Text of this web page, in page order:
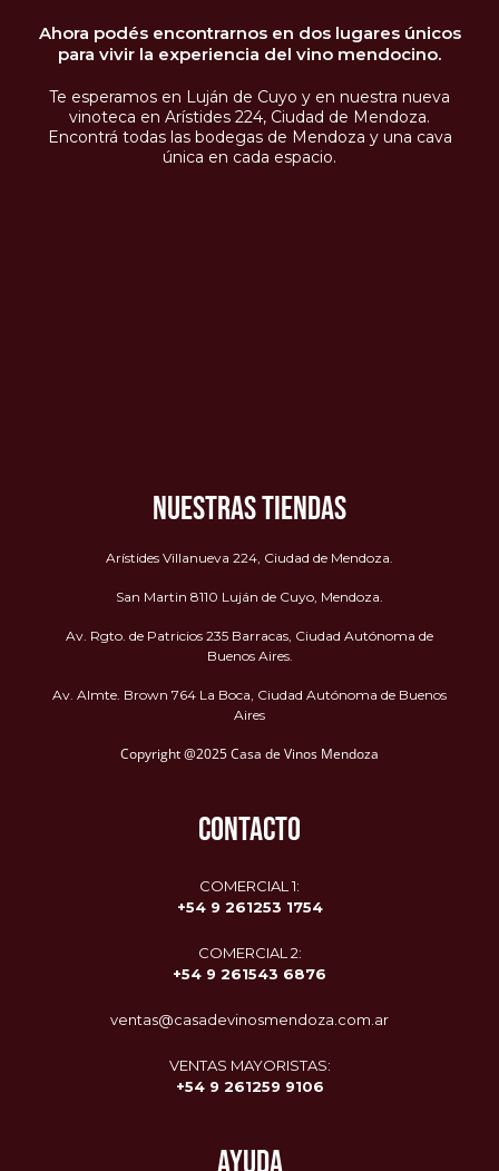
Ahora podés encontrarnos en dos lugares únicos
para vivir la experiencia del vino mendocino.
Te esperamos en Luján de Cuyo y en nuestra nueva
vinoteca en Arístides 224, Ciudad de Mendoza.
Encontrá todas las bodegas de Mendoza y una cava
única en cada espacio.
NUESTRAS TIENDAS
Arístides Villanueva 224, Ciudad de Mendoza.
San Martin 8110 Luján de Cuyo, Mendoza.
Av. Rgto. de Patricios 235 Barracas, Ciudad Autónoma de
Buenos Aires.
Av. Almte. Brown 764 La Boca, Ciudad Autónoma de Buenos
Aires
Copyright @2025 Casa de Vinos Mendoza
CONTACTO
COMERCIAL 1:
+54 9 261253 1754
COMERCIAL 2:
+54 9 261543 6876
ventas@casadevinosmendoza.com.ar
VENTAS MAYORISTAS:
+54 9 261259 9106